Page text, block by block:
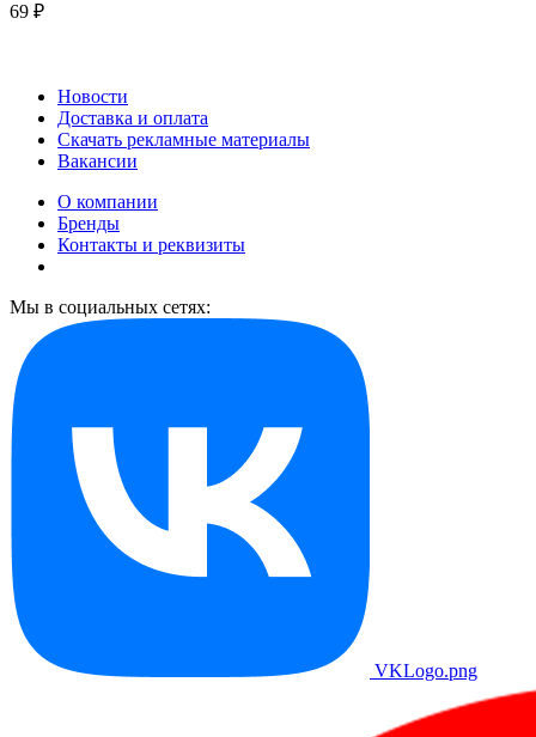
69 ₽
Новости
Доставка и оплата
Скачать рекламные материалы
Вакансии
О компании
Бренды
Контакты и реквизиты
Мы в социальных сетях:
VKLogo.png